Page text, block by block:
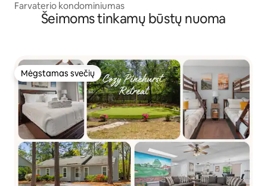
Farvaterio kondominiumas
Šeimoms tinkamų būstų nuoma
Mėgstamas svečių
Mėgstamas svečių